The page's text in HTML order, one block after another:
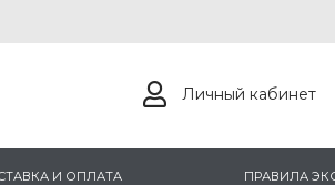
Личный кабинет
И ОПЛАТА ПРАВИЛА